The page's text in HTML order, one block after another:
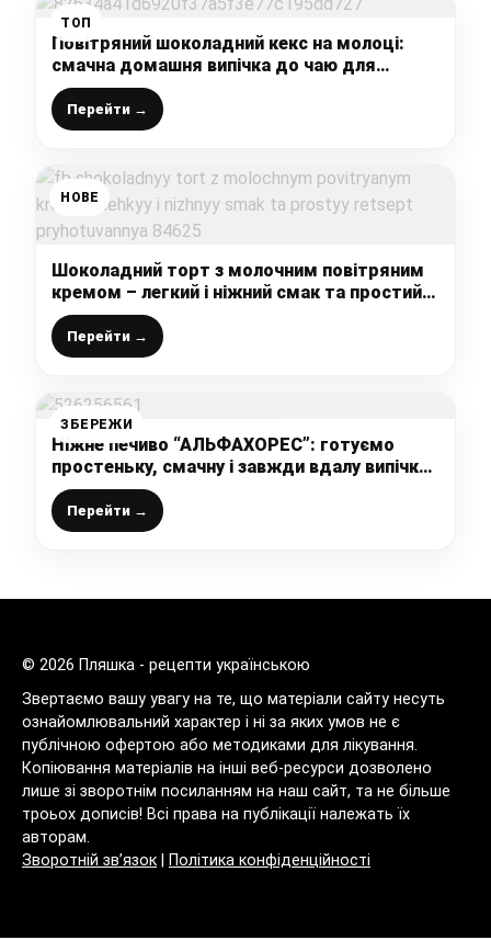
ТОП
Повітряний шоколадний кекс на молоці:
смачна домашня випічка до чаю для
любителів шоколадного смаку
Перейти →
НОВЕ
Шоколадний торт з молочним повітряним
кремом – легкий і ніжний смак та простий
рецепт приготування
Перейти →
ЗБЕРЕЖИ
Ніжне печиво “АЛЬФАХОРЕС”: готуємо
простеньку, смачну і завжди вдалу випічку
для домашнього чаювання
Перейти →
© 2026 Пляшка - рецепти українською
Звертаємо вашу увагу на те, що матеріали сайту несуть
ознайомлювальний характер і ні за яких умов не є
публічною офертою або методиками для лікування.
Копіювання матеріалів на інші веб-ресурси дозволено
лише зі зворотнім посиланням на наш сайт, та не більше
троьох дописів! Всі права на публікації належать їх
авторам.
Зворотній зв’язок
Політика конфіденційності